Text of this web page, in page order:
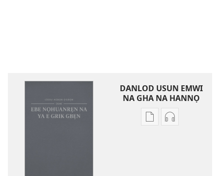
DANLOD USUN EMWI
NA GHA NA HANNỌ
Avbe Avbe